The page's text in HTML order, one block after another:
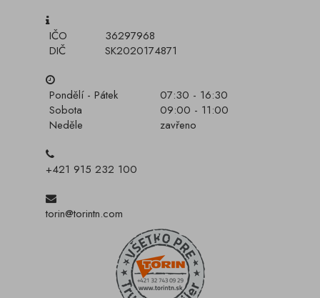
IČO
36297968
DIČ
SK2020174871
Pondělí - Pátek
07:30 - 16:30
Sobota
09:00 - 11:00
Neděle
zavřeno
+421 915 232 100
torin@torintn.com